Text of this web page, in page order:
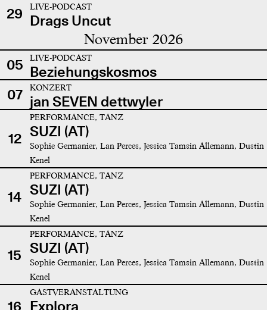
29
LIVE-PODCAST
Drags Uncut
November 2026
05 LIVE-PODCAST
Beziehungskosmos
07
KONZERT
jan SEVEN dettwyler
12
PERFORMANCE, TANZ
SUZI (AT)
Sophie Germanier, Lan Perces, Jessica Tamsin Allemann, Dustin
Kenel
14
PERFORMANCE, TANZ
SUZI (AT)
Sophie Germanier, Lan Perces, Jessica Tamsin Allemann, Dustin
Kenel
15
PERFORMANCE, TANZ
SUZI (AT)
Sophie Germanier, Lan Perces, Jessica Tamsin Allemann, Dustin
Kenel
16
GASTVERANSTALTUNG
Explora